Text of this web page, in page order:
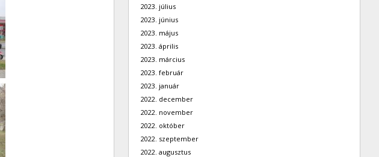
2023. július
2023. június
2023. május
2023. április
2023. március
2023. február
2023. január
2022. december
2022. november
2022. október
2022. szeptember
2022. augusztus